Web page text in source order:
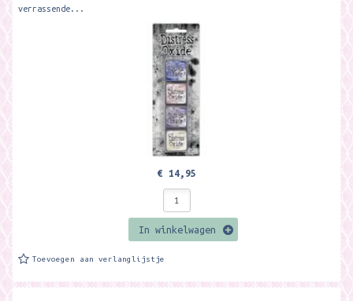
verrassende...
€ 14,95
In winkelwagen
Toevoegen aan verlanglijstje